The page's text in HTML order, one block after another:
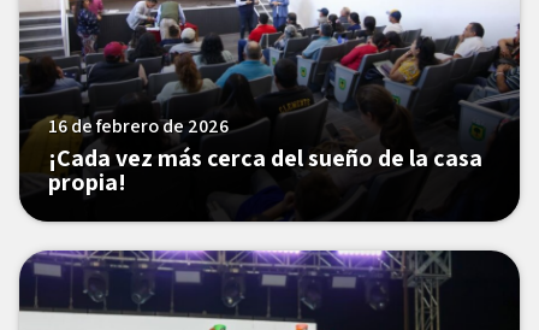
16 de febrero de 2026
¡Cada vez más cerca del sueño de la casa
propia!